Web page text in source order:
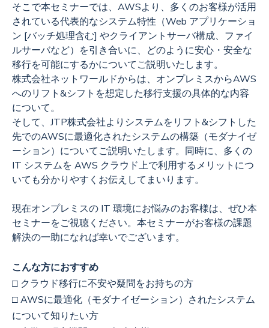
そこで本セミナーでは、AWSより、多くのお客様が活用
されている代表的なシステム特性（Web アプリケーショ
ン [バッチ処理含む] やクライアントサーバ構成、ファイ
ルサーバなど）を引き合いに、どのように安心・安全な
移行を可能にするかについてご説明いたします。
株式会社ネットワールドからは、オンプレミスからAWS
へのリフト&シフトを想定した移行支援の具体的な内容
について。
そして、JTP株式会社よりシステムをリフト&シフトした
先でのAWSに最適化されたシステムの構築（モダナイゼ
ーション）についてご説明いたします。同時に、多くの
IT システムを AWS クラウド上で利用するメリットにつ
いても分かりやすくお伝えしてまいります。
現在オンプレミスの IT 環境にお悩みのお客様は、ぜひ本
セミナーをご視聴ください。本セミナーがお客様の課題
解決の一助になれば幸いでございます。
こんな方におすすめ
□ クラウド移行に不安や疑問をお持ちの方
□ AWSに最適化（モダナイゼーション）されたシステム
について知りたい方